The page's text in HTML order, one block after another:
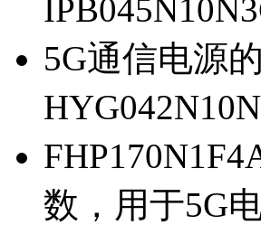
5G通信电源
数，用于5G